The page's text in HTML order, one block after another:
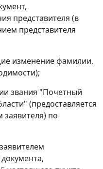
представителя (в
представителя
изменение фамилии,
звания "Почетный
(предоставляется
заявителя) по